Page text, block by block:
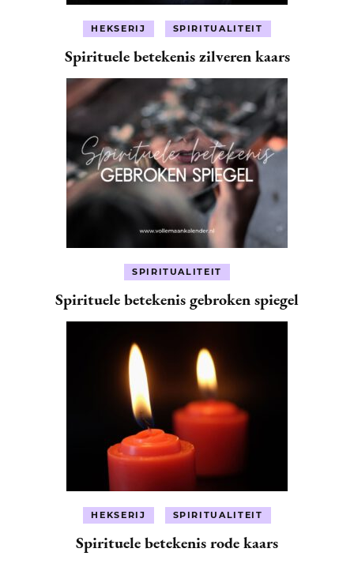
HEKSERIJ SPIRITUALITEIT
Spirituele betekenis zilveren kaars
SPIRITUALITEIT
Spirituele betekenis gebroken spiegel
HEKSERIJ SPIRITUALITEIT
Spirituele betekenis rode kaars